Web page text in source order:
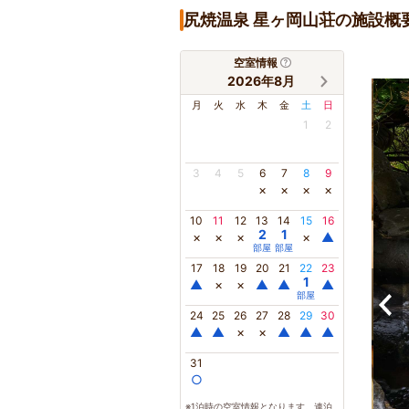
尻焼温泉 星ヶ岡山荘の施設概
空室情報
2026年8月
月 火 水 木 金 土 日
1 2
3 4 5 6
×
7
×
8
×
9
×
10
×
11
×
12
×
13
2
部屋
14
1
部屋
15
×
16
▲
17
▲
18
×
19
×
20
▲
21
▲
22
1
部屋
23
▲
24
▲
25
▲
26
×
27
×
28
▲
29
▲
30
▲
31
○
※1泊時の空室情報となります。連泊